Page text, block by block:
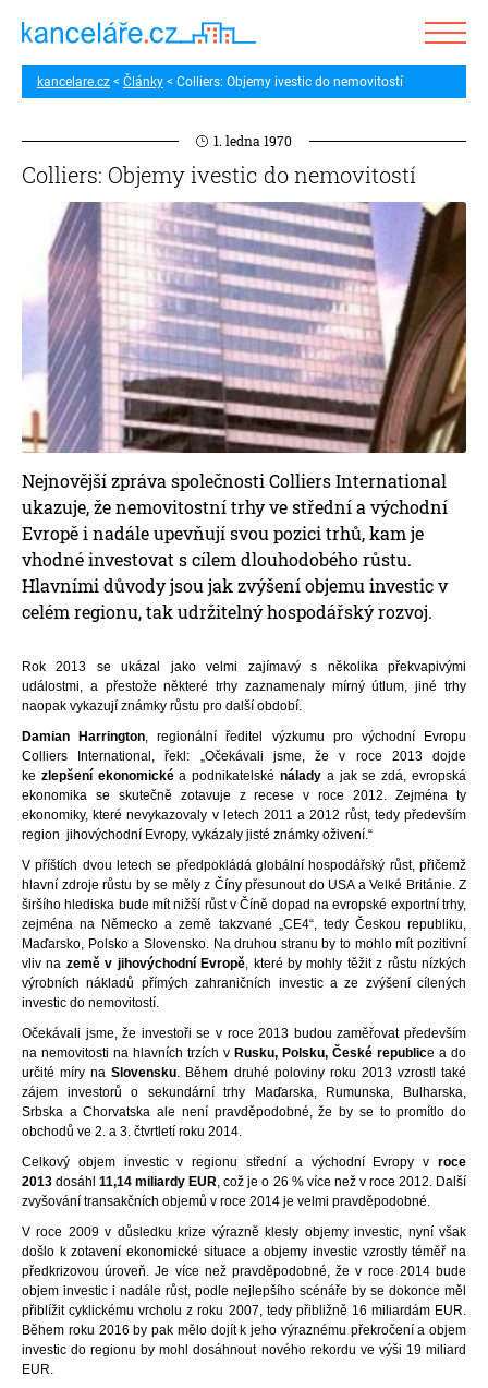
kancelare.cz Články Colliers: Objemy ivestic do nemovitostí
1. ledna 1970
Colliers: Objemy ivestic do nemovitostí
Nejnovější zpráva společnosti Colliers International
ukazuje, že nemovitostní trhy ve střední a východní
Evropě i nadále upevňují svou pozici trhů, kam je
vhodné investovat s cílem dlouhodobého růstu.
Hlavními důvody jsou jak zvýšení objemu investic v
celém regionu, tak udržitelný hospodářský rozvoj.
Rok 2013 se ukázal jako velmi zajímavý s několika překvapivými
událostmi, a přestože některé trhy zaznamenaly mírný útlum, jiné trhy
naopak vykazují známky růstu pro další období.
Damian Harrington , regionální ředitel výzkumu pro východní Evropu
Colliers International, řekl: „Očekávali jsme, že v roce 2013 dojde
ke zlepšení ekonomickéa podnikatelskénálady a jak se zdá, evropská
ekonomika se skutečně zotavuje z recese v roce 2012. Zejména ty
ekonomiky, které nevykazovaly v letech 2011 a 2012 růst, tedy především
region jihovýchodní Evropy, vykázaly jisté známky oživení.“
V příštích dvou letech se předpokládá globální hospodářský růst, přičemž
hlavní zdroje růstu by se měly z Číny přesunout do USA a Velké Británie. Z
širšího hlediska bude mít nižší růst v Číně dopad na evropské exportní trhy,
zejména na Německo a země takzvané „CE4“, tedy Českou republiku,
Maďarsko, Polsko a Slovensko. Na druhou stranu by to mohlo mít pozitivní
vliv na země v jihovýchodní Evropě , které by mohly těžit z růstu nízkých
výrobních nákladů přímých zahraničních investic a ze zvýšení cílených
investic do nemovitostí.
Očekávali jsme, že investoři se v roce 2013 budou zaměřovat především
na nemovitosti na hlavních trzích v Rusku, Polsku, České republice a do
určité míry naSlovensku . Během druhé poloviny roku 2013 vzrostl také
zájem investorů o sekundární trhy Maďarska, Rumunska, Bulharska,
Srbska a Chorvatska ale není pravděpodobné, že by se to promítlo do
obchodů ve 2. a 3. čtvrtletí roku 2014.
Celkový objem investic v regionu střední a východní Evropy v roce
2013 dosáhl11,14 miliardy EUR , což je o 26 % více než v roce 2012. Další
zvyšování transakčních objemů v roce 2014 je velmi pravděpodobné.
V roce 2009 v důsledku krize výrazně klesly objemy investic, nyní však
došlo k zotavení ekonomické situace a objemy investic vzrostly téměř na
předkrizovou úroveň. Je více než pravděpodobné, že v roce 2014 bude
objem investic i nadále růst, podle nejlepšího scénáře by se dokonce měl
přiblížit cyklickému vrcholu z roku 2007, tedy přibližně 16 miliardám EUR.
Během roku 2016 by pak mělo dojít k jeho výraznému překročení a objem
investic do regionu by mohl dosáhnout nového rekordu ve výši 19 miliard
EUR.